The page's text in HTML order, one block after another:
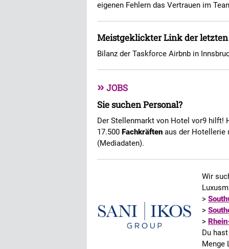
eigenen Fehlern das Vertrauen im
Meistgeklickter Link der letzten
Bilanz der Taskforce Airbnb in
» JOBS
Sie suchen Personal?
Der Stellenmarkt von Hotel vor9 hilft!
17.500 Fachkräften aus der Hotellerie
(Mediadaten).
Wir
>
>
>
Du
Menge